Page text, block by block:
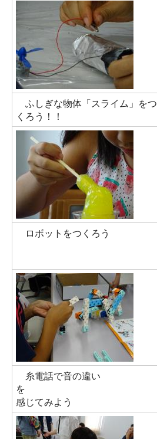
ふしぎな物体「スライム」をつ
くろう！！
ロボットをつくろう
糸電話で音の違い
を
感じてみよう